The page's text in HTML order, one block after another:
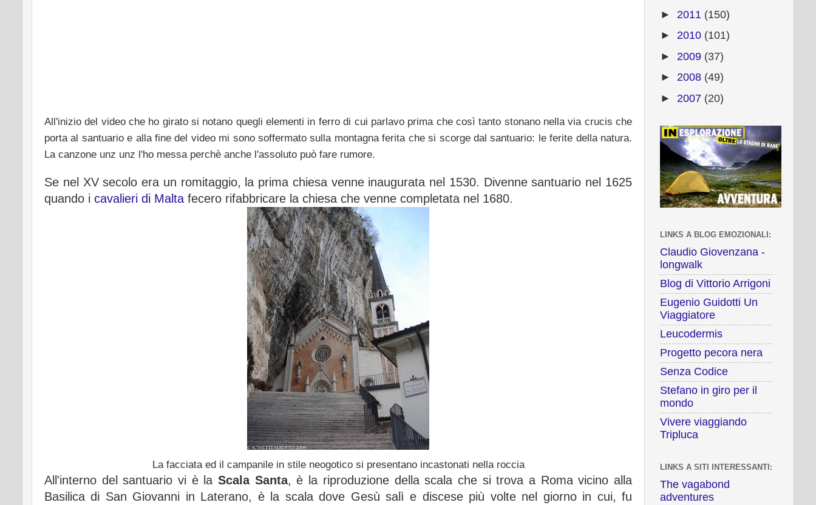
All'inizio del video che ho girato si notano quegli elementi in ferro di cui parlavo prima che così tanto stonano nella via crucis che
porta al santuario e alla fine del video mi sono soffermato sulla montagna ferita che si scorge dal santuario: le ferite della natura.
La canzone unz unz l'ho messa perchè anche l'assoluto può fare rumore.
Se nel XV secolo era un romitaggio, la prima chiesa venne inaugurata nel 1530. Divenne santuario nel 1625
quando i cavalieri di Malta fecero rifabbricare la chiesa che venne completata nel 1680.
La facciata ed il campanile in stile neogotico si presentano incastonati nella roccia
All'interno del santuario vi è laScala Santa, è la riproduzione della scala che si trova a Roma vicino alla
Basilica di San Giovanni in Laterano, è la scala dove Gesù salì e discese più volte nel giorno in cui, fu
► 2011 (150)
► 2010 (101)
► 2009 (37)
► 2008 (49)
► 2007 (20)
LINKS A BLOG EMOZIONALI:
Claudio Giovenzana -
longwalk
Blog di Vittorio Arrigoni
Eugenio Guidotti Un
Viaggiatore
Leucodermis
Progetto pecora nera
Senza Codice
Stefano in giro per il
mondo
Vivere viaggiando
Tripluca
LINKS A SITI INTERESSANTI:
The vagabond
adventures